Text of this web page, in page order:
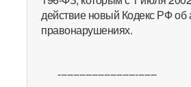
действие новый Кодекс РФ об
правонарушениях.
--------------------------------